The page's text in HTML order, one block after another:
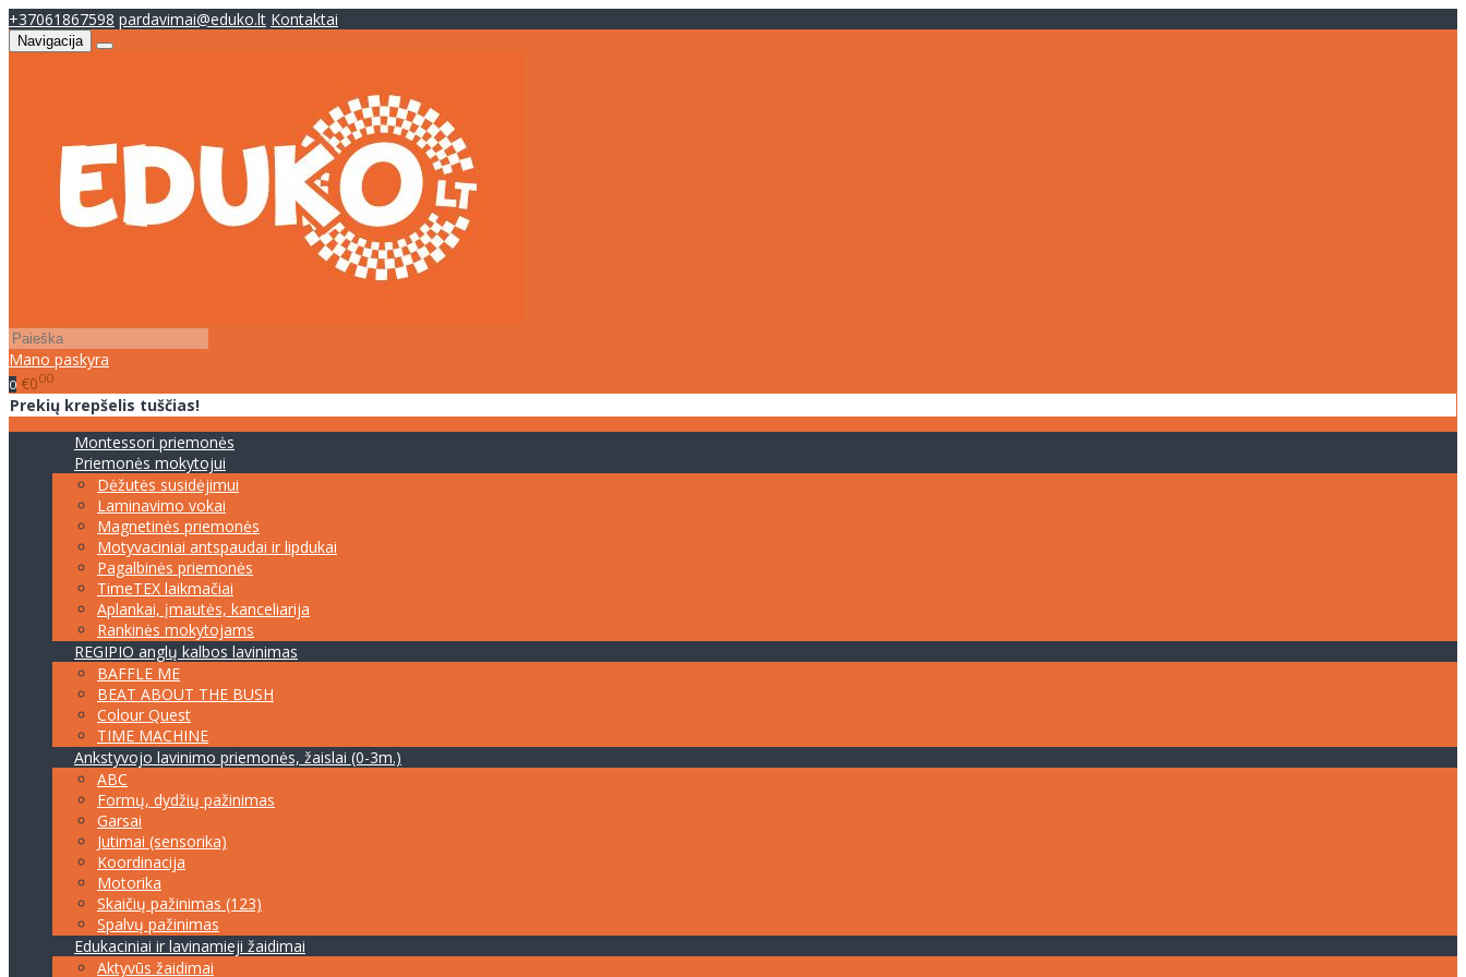
+37061867598 pardavimai@eduko.lt Kontaktai
Navigacija
Mano paskyra
0 €000
Prekių krepšelis tuščias!
Montessori priemonės
Priemonės mokytojui
Dėžutės susidėjimui
Laminavimo vokai
Magnetinės priemonės
Motyvaciniai antspaudai ir lipdukai
Pagalbinės priemonės
TimeTEX laikmačiai
Aplankai, įmautės, kanceliarija
Rankinės mokytojams
REGIPIO anglų kalbos lavinimas
BAFFLE ME
BEAT ABOUT THE BUSH
Colour Quest
TIME MACHINE
Ankstyvojo lavinimo priemonės, žaislai (0-3m.)
ABC
Formų, dydžių pažinimas
Garsai
Jutimai (sensorika)
Koordinacija
Motorika
Skaičių pažinimas (123)
Spalvų pažinimas
Edukaciniai ir lavinamieji žaidimai
Aktyvūs žaidimai